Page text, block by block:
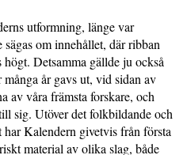
utformning, länge var
om innehållet, där ribban
Detsamma gällde ju också
år gavs ut, vid sidan av
av våra främsta forskare, och
sig. Utöver det folkbildande och
Kalendern givetvis från första
material av olika slag, både